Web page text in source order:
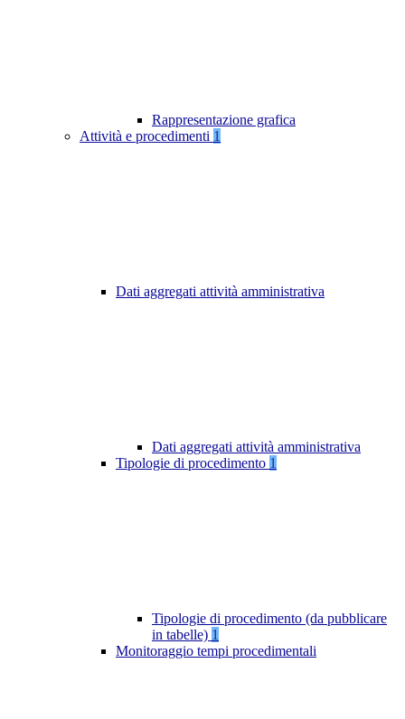
Rappresentazione grafica
Attività e procedimenti 1
Dati aggregati attività amministrativa
Dati aggregati attività amministrativa
Tipologie di procedimento 1
Tipologie di procedimento (da pubblicare
in tabelle) 1
Monitoraggio tempi procedimentali